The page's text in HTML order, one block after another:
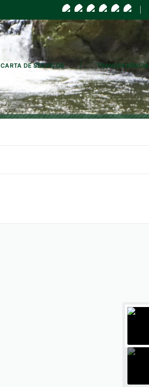
CARTA DE SERVIÇOS TRANSPARÊNCIA